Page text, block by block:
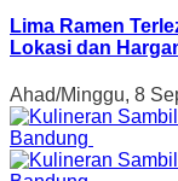
Lima Ramen
Lokasi dan
Ahad/Minggu, 8